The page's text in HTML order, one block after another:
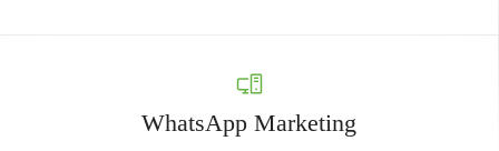
WhatsApp Marketing